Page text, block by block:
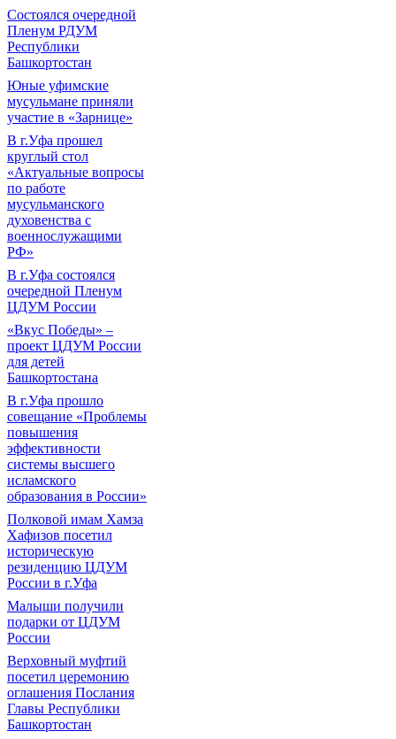
Состоялся очередной
Пленум РДУМ
Республики
Башкортостан
Юные уфимские
мусульмане приняли
участие в «Зарнице»
В г.Уфа прошел
круглый стол
«Актуальные вопросы
по работе
мусульманского
духовенства с
военнослужащими
РФ»
В г.Уфа состоялся
очередной Пленум
ЦДУМ России
«Вкус Победы» –
проект ЦДУМ России
для детей
Башкортостана
В г.Уфа прошло
совещание «Проблемы
повышения
эффективности
системы высшего
исламского
образования в России»
Полковой имам Хамза
Хафизов посетил
историческую
резиденцию ЦДУМ
России в г.Уфа
Малыши получили
подарки от ЦДУМ
России
Верховный муфтий
посетил церемонию
оглашения Послания
Главы Республики
Башкортостан